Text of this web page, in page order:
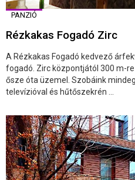
PANZIÓ
Rézkakas Fogadó Zirc
A Rézkakas Fogadó kedvező
fogadó. Zirc központjától 300 m-
ősze óta üzemel. Szobáink
televízióval és hűtőszekrén ...